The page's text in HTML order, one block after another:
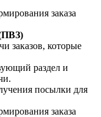
заказа
заказов, которые
раздел и
посылки для
заказа